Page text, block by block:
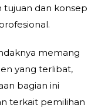
tujuan dan konsep
memang
yang terlibat,
bagian ini
terkait pemilihan